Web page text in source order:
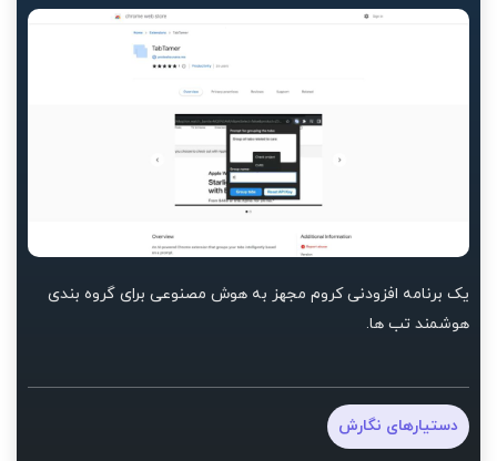
یک برنامه افزودنی کروم مجهز به هوش مصنوعی برای گروه بندی
هوشمند تب ها.
دستیارهای نگارش